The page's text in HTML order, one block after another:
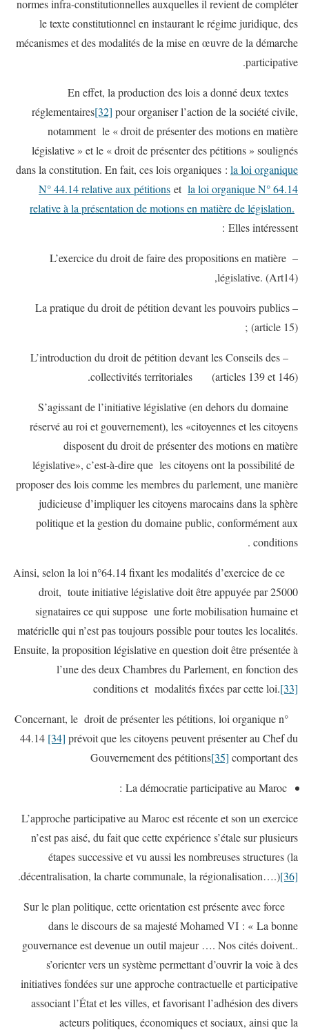
normes infra-constitutionnelles auxquelles il revient de compléter
le texte constitutionnel en instaurant le régime juridique, des
mécanismes et des modalités de la mise en œuvre de la démarche
participative.
En effet, la production des lois a donné deux textes
réglementaires[32] pour organiser l’action de la société civile,
notamment le « droit de présenter des motions en matière
législative » et le « droit de présenter des pétitions » soulignés
dans la constitution. En fait, ces lois organiques : la loi organique
N° 44.14 relative aux pétitions et la loi organique N° 64.14
relative à la présentation de motions en matière de législation.
Elles intéressent :
– L’exercice du droit de faire des propositions en matière
législative. (Art14),
– La pratique du droit de pétition devant les pouvoirs publics
(article 15) ;
– L’introduction du droit de pétition devant les Conseils des
collectivités territoriales (articles 139 et 146).
S’agissant de l’initiative législative (en dehors du domaine
réservé au roi et gouvernement), les «citoyennes et les citoyens
disposent du droit de présenter des motions en matière
législative», c’est-à-dire que les citoyens ont la possibilité de
proposer des lois comme les membres du parlement, une manière
judicieuse d’impliquer les citoyens marocains dans la sphère
politique et la gestion du domaine public, conformément aux
conditions .
Ainsi, selon la loi n°64.14 fixant les modalités d’exercice de ce
droit, toute initiative législative doit être appuyée par 25000
signataires ce qui suppose une forte mobilisation humaine et
matérielle qui n’est pas toujours possible pour toutes les localités.
Ensuite, la proposition législative en question doit être présentée à
l’une des deux Chambres du Parlement, en fonction des
conditions et modalités fixées par cette loi.[33]
Concernant, le droit de présenter les pétitions, loi organique n°
44.14 [34] prévoit que les citoyens peuvent présenter au Chef du
Gouvernement des pétitions[35] comportant des
La démocratie participative au Maroc :
L’approche participative au Maroc est récente et son un exercice
n’est pas aisé, du fait que cette expérience s’étale sur plusieurs
étapes successive et vu aussi les nombreuses structures (la
décentralisation, la charte communale, la régionalisation….)[36]
.
Sur le plan politique, cette orientation est présente avec force
dans le discours de sa majesté Mohamed VI : « La bonne
gouvernance est devenue un outil majeur …. Nos cités doivent..
s’orienter vers un système permettant d’ouvrir la voie à des
initiatives fondées sur une approche contractuelle et participative
associant l’État et les villes, et favorisant l’adhésion des divers
acteurs politiques, économiques et sociaux, ainsi que la